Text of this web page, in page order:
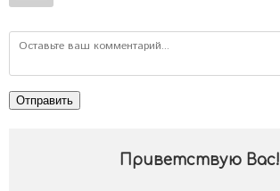
Отправить
Приветствую Вас!